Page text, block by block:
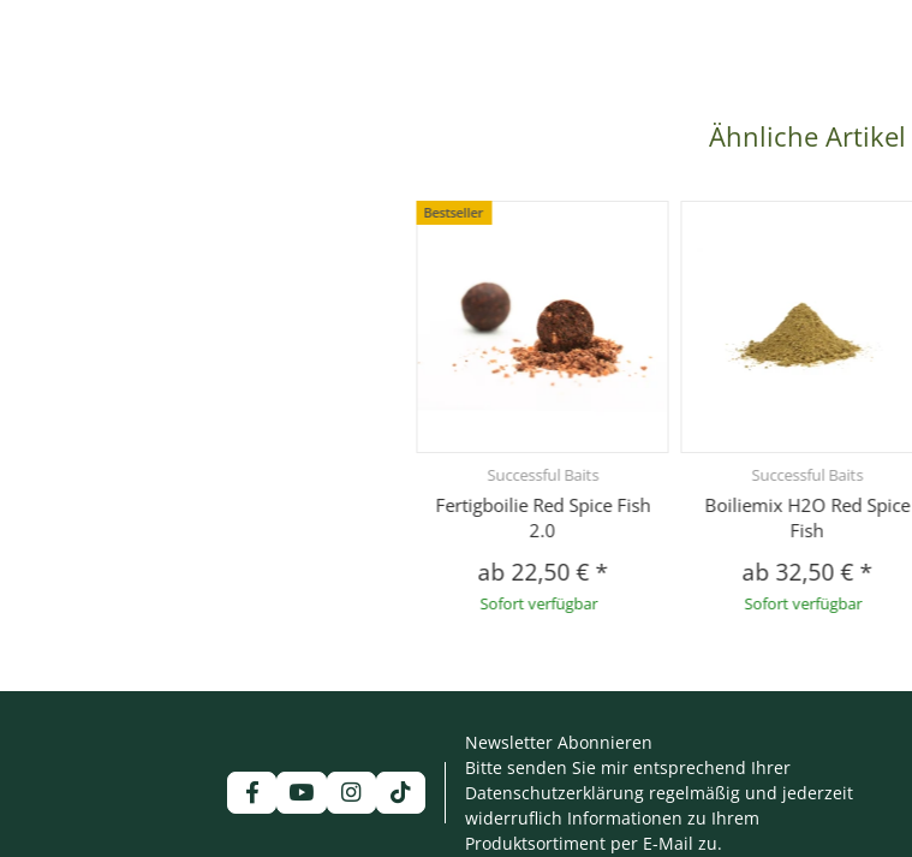
Ähnliche Artikel
Bestseller
Successful Baits
Fertigboilie Red Spice Fish
2.0
ab 22,50 €*
Sofort verfügbar
Successful Baits
Boiliemix H2O Red Spice
Fish
ab 32,50 €*
Sofort verfügbar
Newsletter Abonnieren
Bitte senden Sie mir entsprechend Ihrer
Datenschutzerklärung regelmäßig und jederzeit
widerruflich Informationen zu Ihrem
Produktsortiment per E-Mail zu.